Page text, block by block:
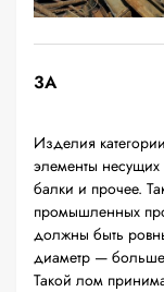
3А
Изделия
элементы несущих
балки и прочее.
промышленных
должны быть
диаметр —
Такой лом